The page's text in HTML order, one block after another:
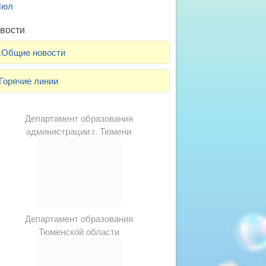
.Общие новости
Горячие линии
Департамент образования
администрации г. Тюмени
Департамент образования
Тюменской области